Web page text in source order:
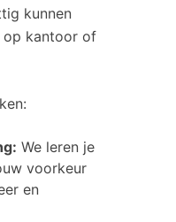
kunnen
op kantoor of
We leren je
voorkeur
en